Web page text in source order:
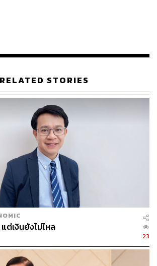
ที่ 2 นี้ยังคงยึดมั่นในเป้าหมายเดิม คือการ
เพื่อให้อุตสาหกรรมยานยนต์ไฟฟ้าไทย
รภาพ แข่งขันได้ และเกิดประโยชน์ต่อทุก
เป็นเวทีกลางในการเชื่อมโยงภาครัฐ ภาค
ษา และภาคอุตสาหกรรม เพื่อผลักดัน
ลยี การผลิต การพัฒนาชิ้นส่วน
และบุคลากรไทยให้พร้อมรองรับการ
สาหกรรมยานยนต์โลก พร้อมดึงดูดการ
อดเทคโนโลยีใหม่เข้าสู่ประเทศไทย
ำกรอบนโยบายและแผนการดำเนินงาน
2571 โดยมีกำหนดแถลงวิสัยทัศน์
RELATED STORIES
ต่เงินยังไม่ไหล
23